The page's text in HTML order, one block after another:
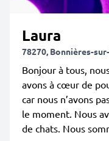
Laura
78270, Bonnières-
Bonjour à tous,
avons à cœur de
car nous n’avons
le moment. Nous
de chats. Nous